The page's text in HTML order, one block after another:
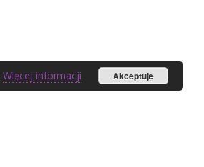
Więcej informacji Akceptuję